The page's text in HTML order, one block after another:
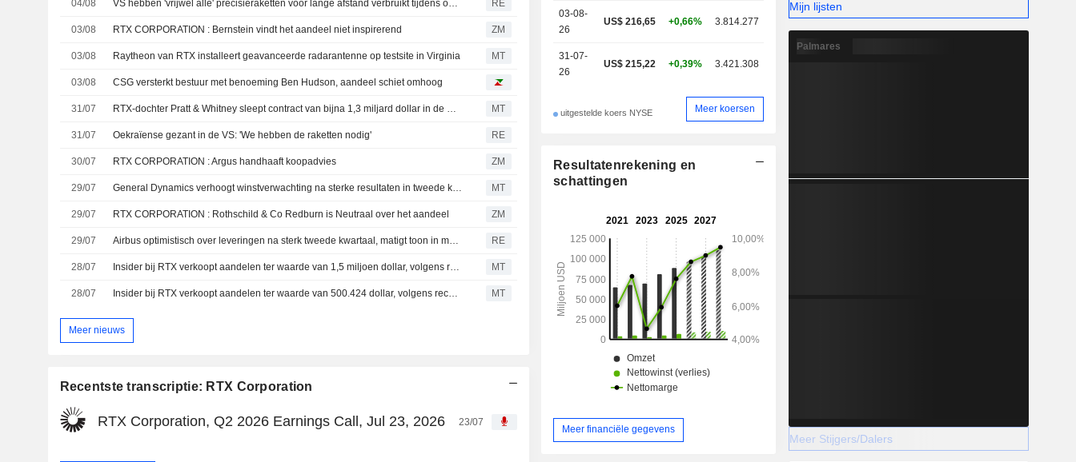
04/08 VS hebben 'vrijwel alle' precisieraketten voor lange afstand verbruikt tijdens oorlog met Iran, aldus bronnen RE
03/08 RTX CORPORATION : Bernstein vindt het aandeel niet inspirerend ZM
03/08 Raytheon van RTX installeert geavanceerde radarantenne op testsite in Virginia MT
03/08 CSG versterkt bestuur met benoeming Ben Hudson, aandeel schiet omhoog
31/07 RTX-dochter Pratt & Whitney sleept contract van bijna 1,3 miljard dollar in de wacht voor F135-reserveonderdelen MT
31/07 Oekraïense gezant in de VS: 'We hebben de raketten nodig' RE
30/07 RTX CORPORATION : Argus handhaaft koopadvies ZM
29/07 General Dynamics verhoogt winstverwachting na sterke resultaten in tweede kwartaal MT
29/07 RTX CORPORATION : Rothschild & Co Redburn is Neutraal over het aandeel ZM
29/07 Airbus optimistisch over leveringen na sterk tweede kwartaal, matigt toon in motorengeschil RE
28/07 Insider bij RTX verkoopt aandelen ter waarde van 1,5 miljoen dollar, volgens recente SEC-melding MT
28/07 Insider bij RTX verkoopt aandelen ter waarde van 500.424 dollar, volgens recente SEC-melding MT
Meer nieuws
Recentste transcriptie: RTX Corporation
RTX Corporation, Q2 2026 Earnings Call, Jul 23, 2026 23/07
03-08-
26
US$ 216,65 +0,66% 3.814.277
31-07-
26
US$ 215,22 +0,39% 3.421.308
uitgestelde koers NYSE Meer koersen
Resultatenrekening en
schattingen
Meer financiële gegevens
Mijn lijsten
Palmares
Meer Stijgers/Dalers